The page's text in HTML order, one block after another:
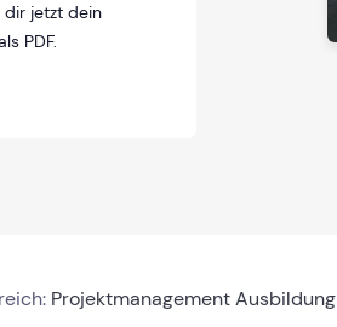
dir jetzt dein
PDF.
Projektmanagement Ausbildung